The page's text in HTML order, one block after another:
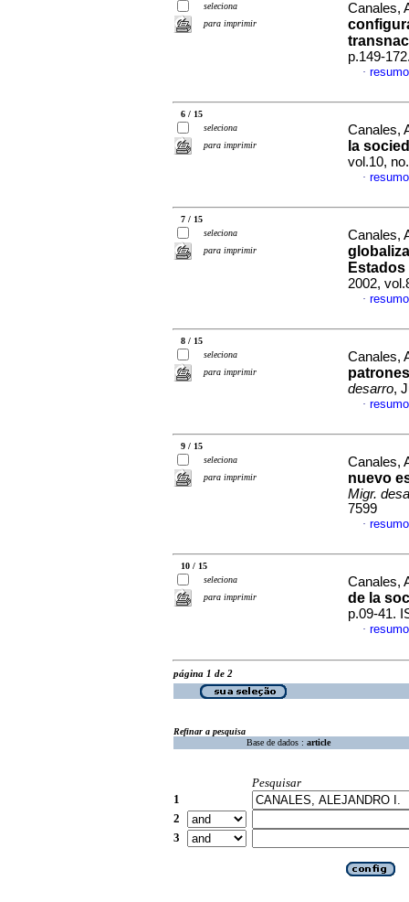
seleciona
para imprimir
Canales,
p.149-
·
6 / 15
seleciona
para imprimir
Canales,
la
vol.10,
·
7 / 15
seleciona
para imprimir
Canales,
2002,
·
8 / 15
seleciona
para imprimir
Canales,
desarro,
·
9 / 15
seleciona
para imprimir
Canales,
nuevo
Migr.
7599
·
10 / 15
seleciona
para imprimir
Canales,
de la
p.09-41.
·
página 1 de 2
Refinar a pesquisa
Base de dados : article
Pesquisar
1
2
3